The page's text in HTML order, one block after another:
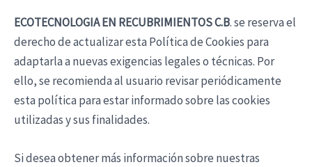
ECOTECNOLOGIA EN RECUBRIMIENTOS C.B. se reserva el
derecho de actualizar esta Política de Cookies para
adaptarla a nuevas exigencias legales o técnicas. Por
ello, se recomienda al usuario revisar periódicamente
esta política para estar informado sobre las cookies
utilizadas y sus finalidades.
Si desea obtener más información sobre nuestras